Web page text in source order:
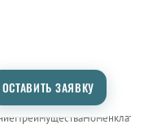
ОСТАВИТЬ ЗАЯВКУ
ПреимуществаНоменклатура